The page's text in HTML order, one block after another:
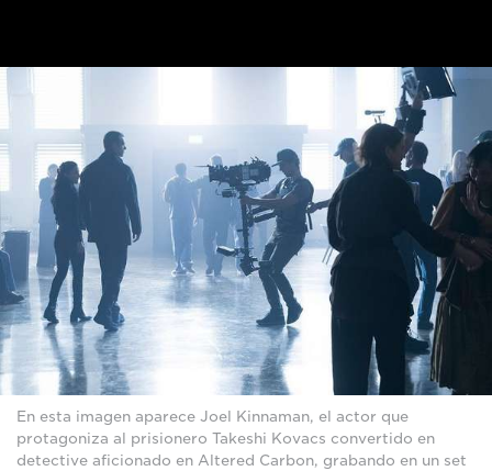
En esta imagen aparece Joel Kinnaman, el actor que
protagoniza al prisionero Takeshi Kovacs convertido en
detective aficionado en Altered Carbon, grabando en un set